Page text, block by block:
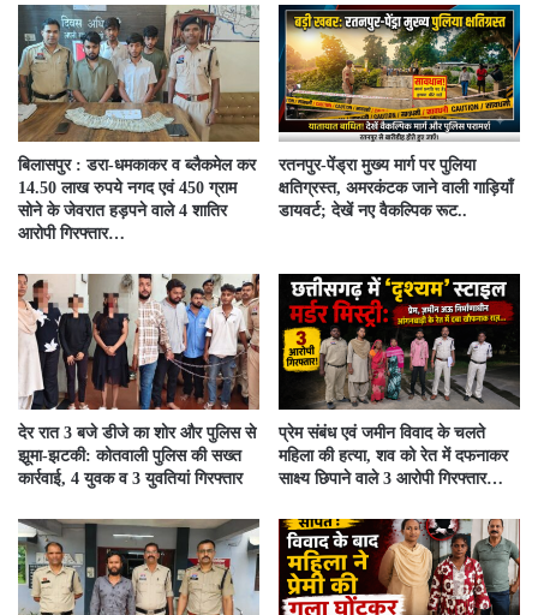
बिलासपुर : डरा-धमकाकर व ब्लैकमेल कर
14.50 लाख रुपये नगद एवं 450 ग्राम
सोने के जेवरात हड़पने वाले 4 शातिर
आरोपी गिरफ्तार…
रतनपुर-पेंड्रा मुख्य मार्ग पर पुलिया
क्षतिग्रस्त, अमरकंटक जाने वाली गाड़ियाँ
डायवर्ट; देखें नए वैकल्पिक रूट..
देर रात 3 बजे डीजे का शोर और पुलिस से
झूमा-झटकी: कोतवाली पुलिस की सख्त
कार्रवाई, 4 युवक व 3 युवतियां गिरफ्तार
प्रेम संबंध एवं जमीन विवाद के चलते
महिला की हत्या, शव को रेत में दफनाकर
साक्ष्य छिपाने वाले 3 आरोपी गिरफ्तार…